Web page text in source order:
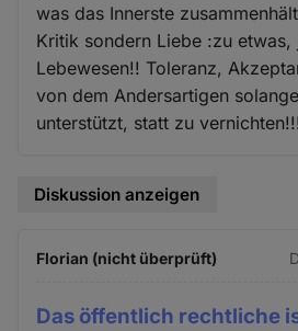
was das Innerste
Kritik sondern Liebe :zu etwas,
Lebewesen!! Toleranz,
von dem Andersartigen
unterstützt, statt zu
Diskussion anzeigen
Florian (nicht überprüft)
Das öffentlich rechtliche